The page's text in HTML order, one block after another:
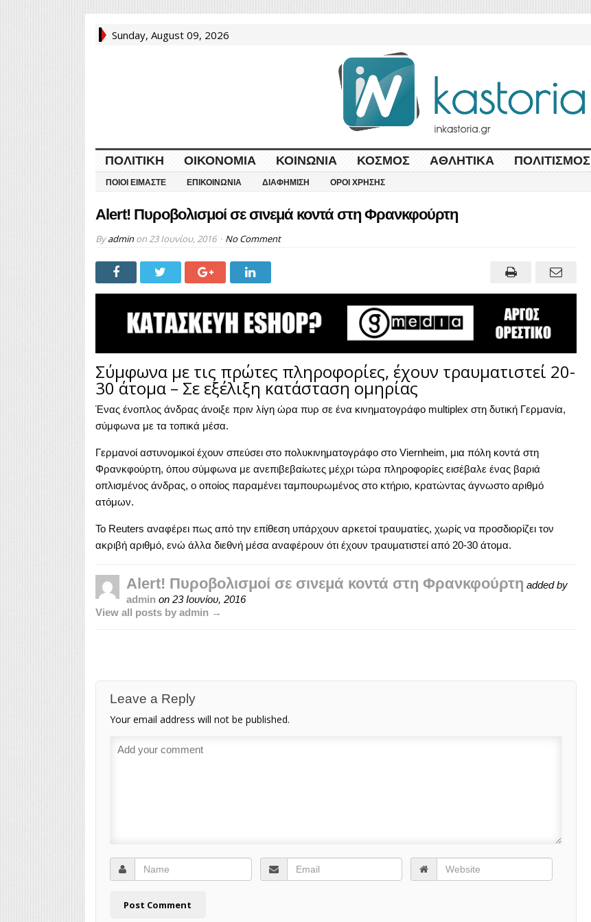
Sunday, August 09, 2026
ΠΟΛΙΤΙΚΉ ΟΙΚΟΝΟΜΊΑ ΚΟΙΝΩΝΊΑ ΚΌΣΜΟΣ ΑΘΛΗΤΙΚΆ ΠΟΛΙΤΙΣΜΌΣ
ΠΟΙΟΙ ΕΊΜΑΣΤΕ ΕΠΙΚΟΙΝΩΝΊΑ ΔΙΑΦΉΜΙΣΗ ΌΡΟΙ ΧΡΉΣΗΣ
Alert! Πυροβολισμοί σε σινεμά κοντά στη Φρανκφούρτη
Byadminon 23 Ιουνίου, 2016 No Comment
Σύμφωνα με τις πρώτες πληροφορίες, έχουν τραυματιστεί 20-
30 άτομα – Σε εξέλιξη κατάσταση ομηρίας
Ένας ένοπλος άνδρας άνοιξε πριν λίγη ώρα πυρ σε ένα κινηματογράφο multiplex στη δυτική Γερμανία,
σύμφωνα με τα τοπικά μέσα.
Γερμανοί αστυνομικοί έχουν σπεύσει στο πολυκινηματογράφο στο Viernheim, μια πόλη κοντά στη
Φρανκφούρτη, όπου σύμφωνα με ανεπιβεβαίωτες μέχρι τώρα πληροφορίες εισέβαλε ένας βαριά
οπλισμένος άνδρας, ο οποίος παραμένει ταμπουρωμένος στο κτήριο, κρατώντας άγνωστο αριθμό
ατόμων.
Το Reuters αναφέρει πως από την επίθεση υπάρχουν αρκετοί τραυματίες, χωρίς να προσδιορίζει τον
ακριβή αριθμό, ενώ άλλα διεθνή μέσα αναφέρουν ότι έχουν τραυματιστεί από 20-30 άτομα.
Alert! Πυροβολισμοί σε σινεμά κοντά στη Φρανκφούρτη added by
adminon 23 Ιουνίου, 2016
View all posts by admin →
Leave a Reply
Your email address will not be published.